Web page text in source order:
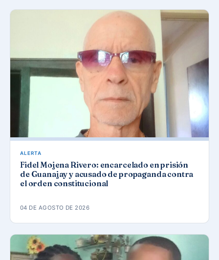
ALERTA
Fidel Mojena Rivero: encarcelado en prisión
de Guanajay y acusado de propaganda contra
el orden constitucional
04 DE AGOSTO DE 2026